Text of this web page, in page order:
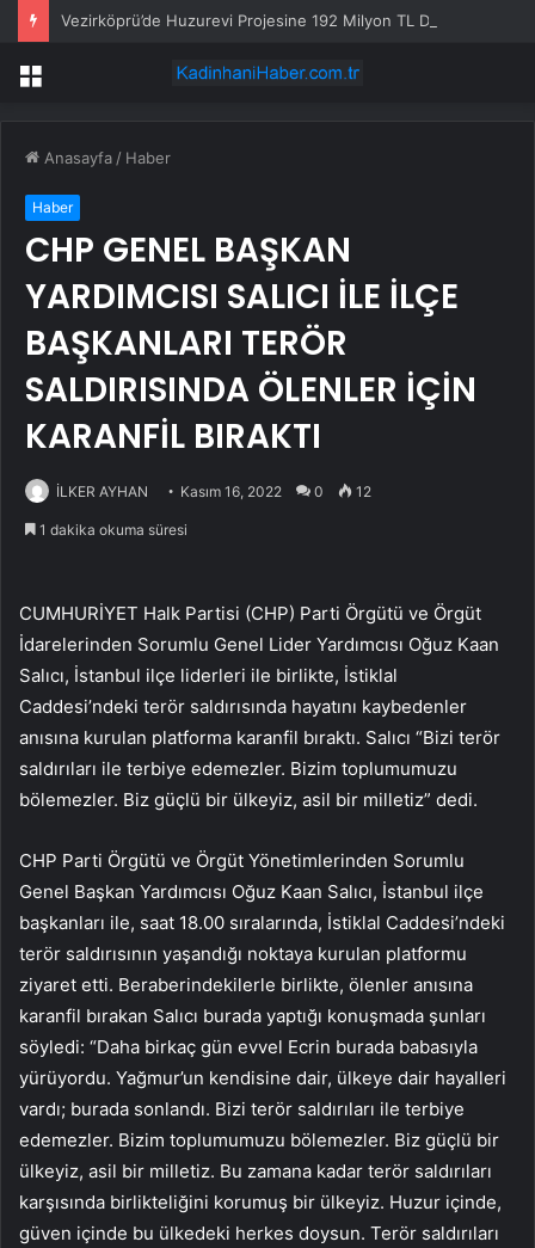
Vezirköprü’de Huzurevi Projesine 192 Milyon TL Destek
Menü
Anasayfa / Haber
Haber
CHP GENEL BAŞKAN
YARDIMCISI SALICI İLE İLÇE
BAŞKANLARI TERÖR
SALDIRISINDA ÖLENLER İÇİN
KARANFİL BIRAKTI
İLKER AYHAN Kasım 16, 2022 0 12
1 dakika okuma süresi
CUMHURİYET Halk Partisi (CHP) Parti Örgütü ve Örgüt
İdarelerinden Sorumlu Genel Lider Yardımcısı Oğuz Kaan
Salıcı, İstanbul ilçe liderleri ile birlikte, İstiklal
Caddesi’ndeki terör saldırısında hayatını kaybedenler
anısına kurulan platforma karanfil bıraktı. Salıcı “Bizi terör
saldırıları ile terbiye edemezler. Bizim toplumumuzu
bölemezler. Biz güçlü bir ülkeyiz, asil bir milletiz” dedi.
CHP Parti Örgütü ve Örgüt Yönetimlerinden Sorumlu
Genel Başkan Yardımcısı Oğuz Kaan Salıcı, İstanbul ilçe
başkanları ile, saat 18.00 sıralarında, İstiklal Caddesi’ndeki
terör saldırısının yaşandığı noktaya kurulan platformu
ziyaret etti. Beraberindekilerle birlikte, ölenler anısına
karanfil bırakan Salıcı burada yaptığı konuşmada şunları
söyledi: “Daha birkaç gün evvel Ecrin burada babasıyla
yürüyordu. Yağmur’un kendisine dair, ülkeye dair hayalleri
vardı; burada sonlandı. Bizi terör saldırıları ile terbiye
edemezler. Bizim toplumumuzu bölemezler. Biz güçlü bir
ülkeyiz, asil bir milletiz. Bu zamana kadar terör saldırıları
karşısında birlikteliğini korumuş bir ülkeyiz. Huzur içinde,
güven içinde bu ülkedeki herkes doysun. Terör saldırıları